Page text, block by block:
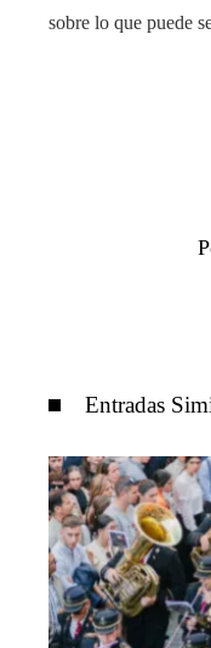
sobre lo que puede
Entradas